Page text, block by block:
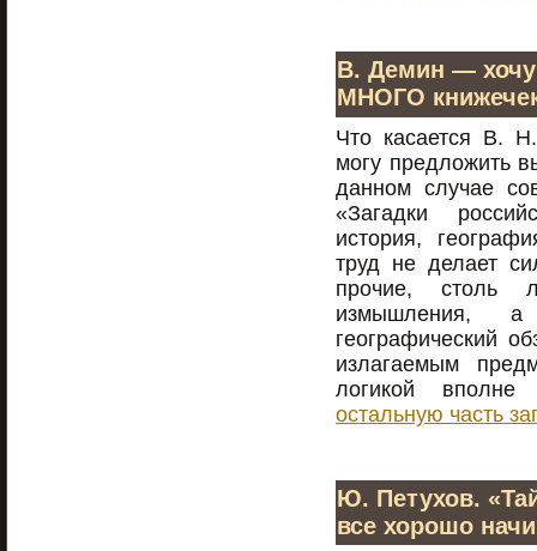
В. Демин —
МНОГО
Что касается В.
могу предложить
данном случае
«Загадки
история,
труд не делает
прочие, столь
измышления, а
географический
излагаемым
логикой
остальную часть
Ю. Петухов.
все хорошо